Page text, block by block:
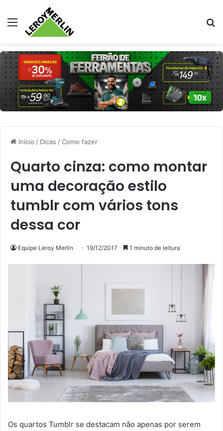
Menu
Início / Dicas /Como fazer
Quarto cinza: como montar
uma decoração estilo
tumblr com vários tons
dessa cor
Equipe Leroy Merlin 19/12/2017 1 minuto de leitura
Os quartos Tumblr se destacam não apenas por serem